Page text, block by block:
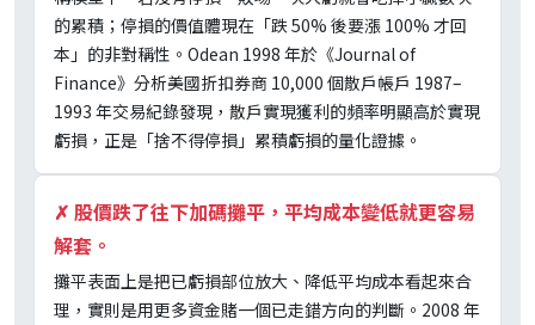
的累積；停損的價值體現在「跌 50% 後要漲 100% 才回
本」的非對稱性。Odean 1998 年於《Journal of
Finance》分析美國折扣券商 10,000 個散戶帳戶 1987–
1993 年交易紀錄發現，散戶實現獲利的頻率明顯高於實現
虧損，正是「捨不得停損」累積虧損的量化證據。
✗ 股價跌了往下加碼攤平，平均成本變低就更容易
解套。
攤平表面上是把已虧損部位放大、降低平均成本看起來合
理，實則是用更多資金賭一個已走錯方向的判斷。2008 年